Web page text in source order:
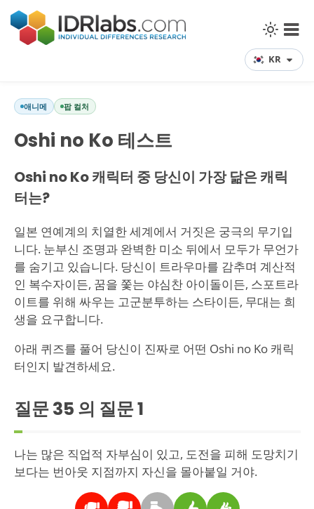
KR
애니메 팝 컬처
Oshi no Ko 테스트
Oshi no Ko 캐릭터 중 당신이 가장 닮은 캐릭
터는?
일본 연예계의 치열한 세계에서 거짓은 궁극의 무기입
니다. 눈부신 조명과 완벽한 미소 뒤에서 모두가 무언가
를 숨기고 있습니다. 당신이 트라우마를 감추며 계산적
인 복수자이든, 꿈을 쫓는 야심찬 아이돌이든, 스포트라
이트를 위해 싸우는 고군분투하는 스타이든, 무대는 희
생을 요구합니다.
아래 퀴즈를 풀어 당신이 진짜로 어떤 Oshi no Ko 캐릭
터인지 발견하세요.
질문 35 의 질문1
나는 많은 직업적 자부심이 있고, 도전을 피해 도망치기
보다는 번아웃 지점까지 자신을 몰아붙일 거야.